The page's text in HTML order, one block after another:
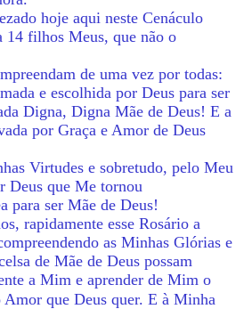
hoje aqui neste Cenáculo
14 filhos Meus, que não o
de uma vez por todas:
e escolhida por Deus para ser
Digna, Digna Mãe de Deus! E a
por Graça e Amor de Deus
Virtudes e sobretudo, pelo Meu
Deus que Me tornou
para ser Mãe de Deus!
rapidamente esse Rosário a
as Minhas Glórias e
de Mãe de Deus possam
a Mim e aprender de Mim o
que Deus quer. E à Minha